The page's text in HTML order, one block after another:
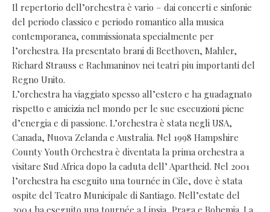
Il repertorio dell’orchestra è vario – dai concerti e sinfonie
del periodo classico e periodo romantico alla musica
contemporanea, commissionata specialmente per
l’orchestra. Ha presentato brani di Beethoven, Mahler,
Richard Strauss e Rachmaninov nei teatri piu importanti del
Regno Unito.
L’orchestra ha viaggiato spesso all’estero e ha guadagnato
rispetto e amicizia nel mondo per le sue esecuzioni piene
d’energia e di passione. L’orchestra è stata negli USA,
Canada, Nuova Zelanda e Australia. Nel 1998 Hampshire
County Youth Orchestra è diventata la prima orchestra a
visitare Sud Africa dopo la caduta dell’ Apartheid. Nel 2001
l’orchestra ha eseguito una tournée in Cile, dove è stata
ospite del Teatro Municipale di Santiago. Nell’estate del